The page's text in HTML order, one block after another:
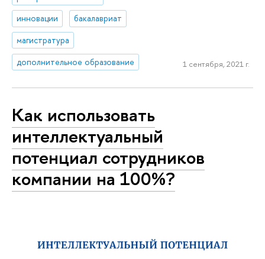
инновации
бакалавриат
магистратура
дополнительное образование
1 сентября, 2021 г.
Как использовать
интеллектуальный
потенциал сотрудников
компании на 100%?